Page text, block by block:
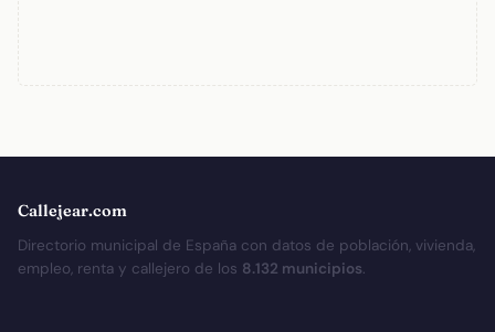
Callejear.com
Directorio municipal de España con datos de población, vivienda,
empleo, renta y callejero de los 8.132 municipios.